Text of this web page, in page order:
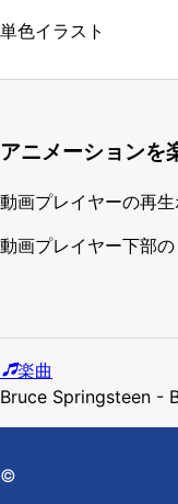
単色イラスト
アニメーションを
動画プレイヤーの再
動画プレイヤー下部
楽曲
Bruce Springsteen -
©